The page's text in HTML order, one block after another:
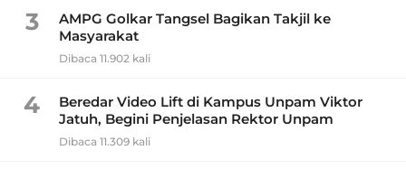
3
AMPG Golkar Tangsel Bagikan Takjil ke
Masyarakat
Dibaca 11.902 kali
4
Beredar Video Lift di Kampus Unpam Viktor
Jatuh, Begini Penjelasan Rektor Unpam
Dibaca 11.309 kali